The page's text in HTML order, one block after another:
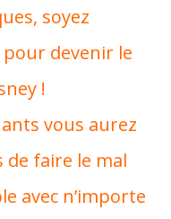
soyez
devenir le
!
vous aurez
de faire le mal
avec n’importe